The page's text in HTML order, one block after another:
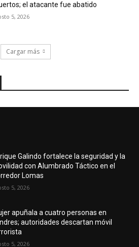
el atacante fue abatido
5, 2026
Cargar más
Galindo fortalece la seguridad y la
con Alumbrado Táctico en el
Lomas
5, 2026
apuñala a cuatro personas en
autoridades descartan móvil
5, 2026